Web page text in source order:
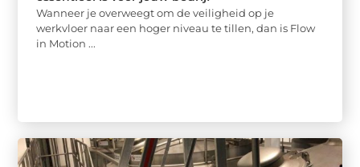
Wanneer je overweegt om de veiligheid op je
werkvloer naar een hoger niveau te tillen, dan is Flow
in Motion ...